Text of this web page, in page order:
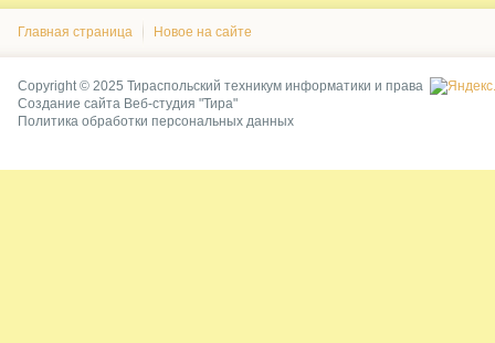
Главная страница Новое на сайте
Copyright © 2025 Тираспольский техникум информатики и права
Создание сайта Веб-студия "Тира"
Политика обработки персональных данных